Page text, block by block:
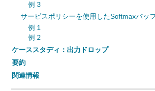
例 3
サービスポリシーを使用したSoftmaxバッ
例 1
例 2
ケーススタディ：出力ドロップ
要約
関連情報